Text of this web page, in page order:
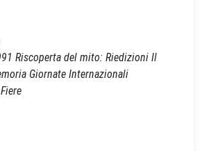
Riscoperta del mito: Riedizioni Il
Giornate Internazionali